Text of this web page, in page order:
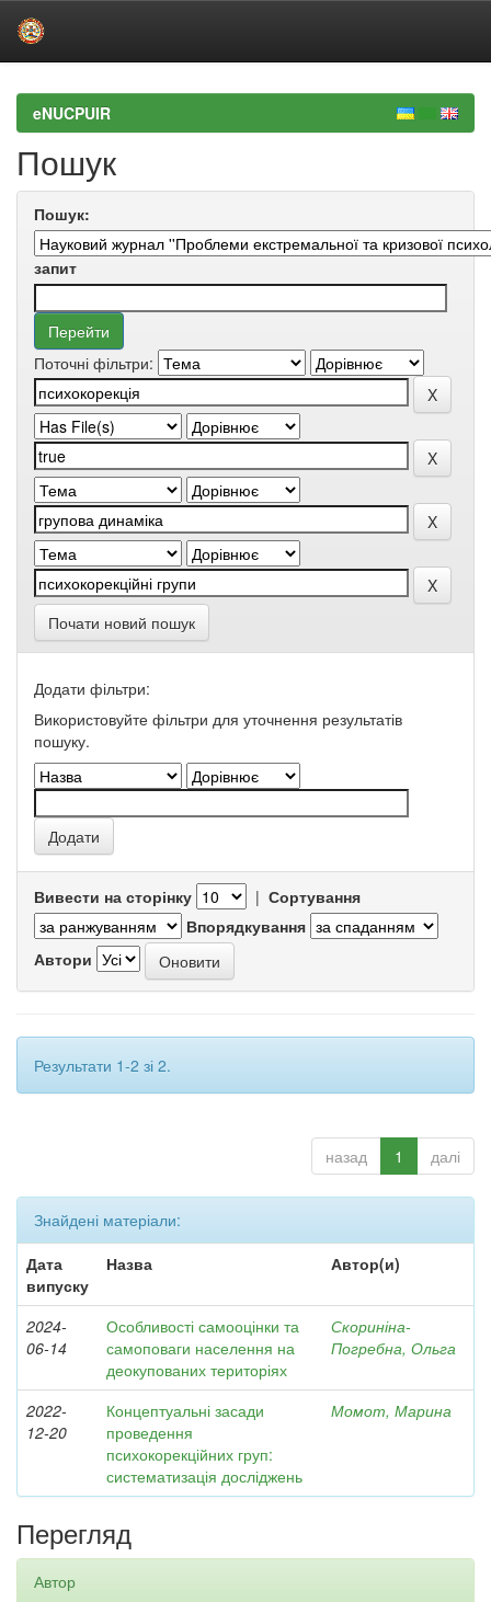
navigationeNUCPUIR
Пошук
Пошук:
запит
Поточні фільтри:
Почати новий пошук
Додати фільтри:
Використовуйте фільтри для уточнення результатів
пошуку.
Вивести на сторінку | Сортування
Впорядкування
Автори
Результати 1-2 зі 2.
назад 1 далі
Знайдені матеріали:
Дата
випуску
Назва Автор(и)
2024-
06-14
Особливості самооцінки та
самоповаги населення на
деокупованих територіях
Скориніна-
Погребна, Ольга
2022-
12-20
Концептуальні засади
проведення
психокорекційних груп:
систематизація досліджень
Момот, Марина
Перегляд
Автор